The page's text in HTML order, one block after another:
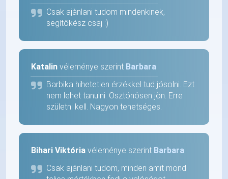
Csak ajànlani tudom mindenkinek,
segítőkész csaj :)
Katalin véleménye szerint Barbara:
Barbika hihetetlen érzékkel tud jósolni. Ezt
nem lehet tanulni. Ösztönösen jön. Erre
születni kell. Nagyon tehetséges.
Bihari Viktória véleménye szerint Barbara:
Csak ajánlani tudom, minden amit mond